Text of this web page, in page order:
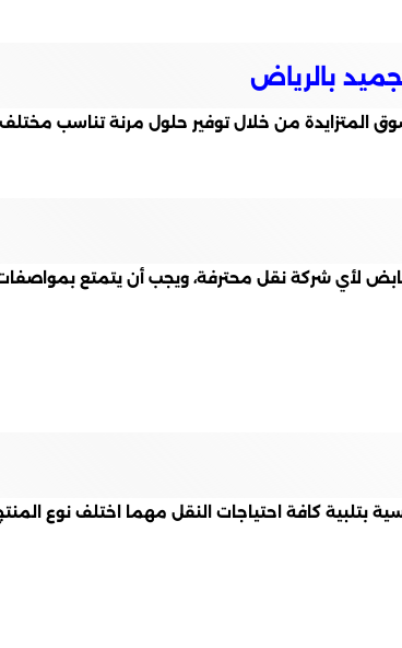
بالرياض
المتزايدة من خلال توفير حلول مرنة تناسب مختلف
لأي شركة نقل محترفة، ويجب أن يتمتع بمواصفات
كافة احتياجات النقل مهما اختلف نوع